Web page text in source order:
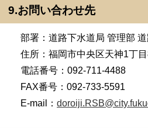
9.お問い合わせ先
部署：道路下水道局 管理部 道
住所：福岡市中央区天神1丁
電話番号：092-711-4488
FAX番号：092-733-5591
E-mail：